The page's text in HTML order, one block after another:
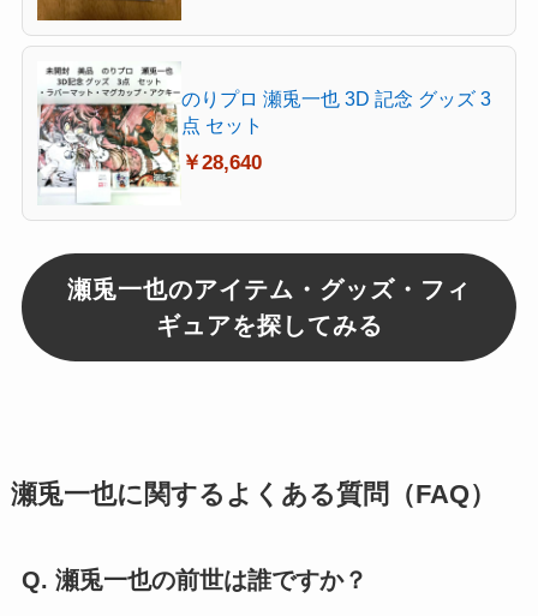
のりプロ 瀬兎一也 3D 記念 グッズ 3
点 セット
￥28,640
瀬兎一也のアイテム・グッズ・フィ
ギュアを探してみる
瀬兎一也に関するよくある質問（FAQ）
Q. 瀬兎一也の前世は誰ですか？